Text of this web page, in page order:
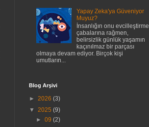
Yapay Zeka'ya Güveniyor
Muyuz?
İnsanlığın onu evcilleştirme
çabalarına rağmen,
belirsizlik günlük yaşamın
kaçınılmaz bir parçası
olmaya devam ediyor. Birçok kişi
umutların...
Blog Arşivi
► 2026 (3)
▼ 2025 (9)
►09(2)